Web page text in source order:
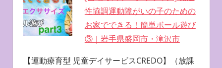
性協調運動障がいの子のための
お家でできる！簡単ボール遊び
③｜岩手県盛岡市・滝沢市
【運動療育型 児童デイサービスCREDO】（放課